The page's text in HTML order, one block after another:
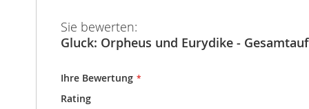
Sie bewerten:
Gluck: Orpheus und Eurydike -
Ihre Bewertung
Rating